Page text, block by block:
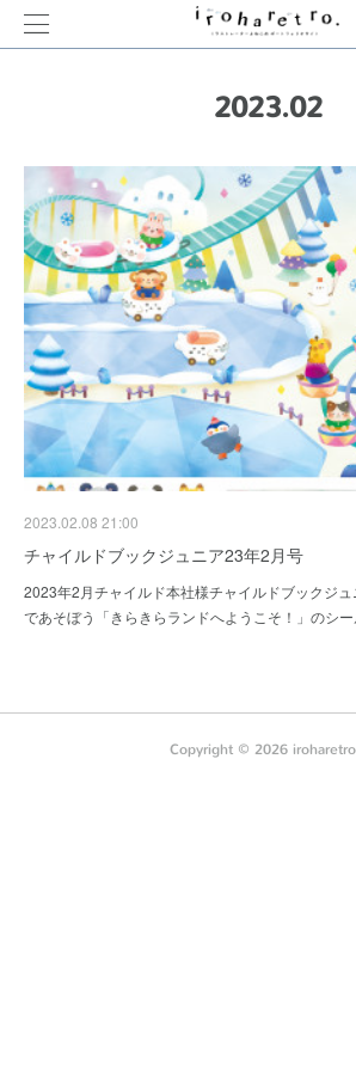
2023.02
2023.02.08 21:00
チャイルドブックジュニア23年2月号
2023年2月チャイルド本社様チャイルドブックジ
であそぼう「きらきらランドへようこそ！」のシ
Copyright © 2026